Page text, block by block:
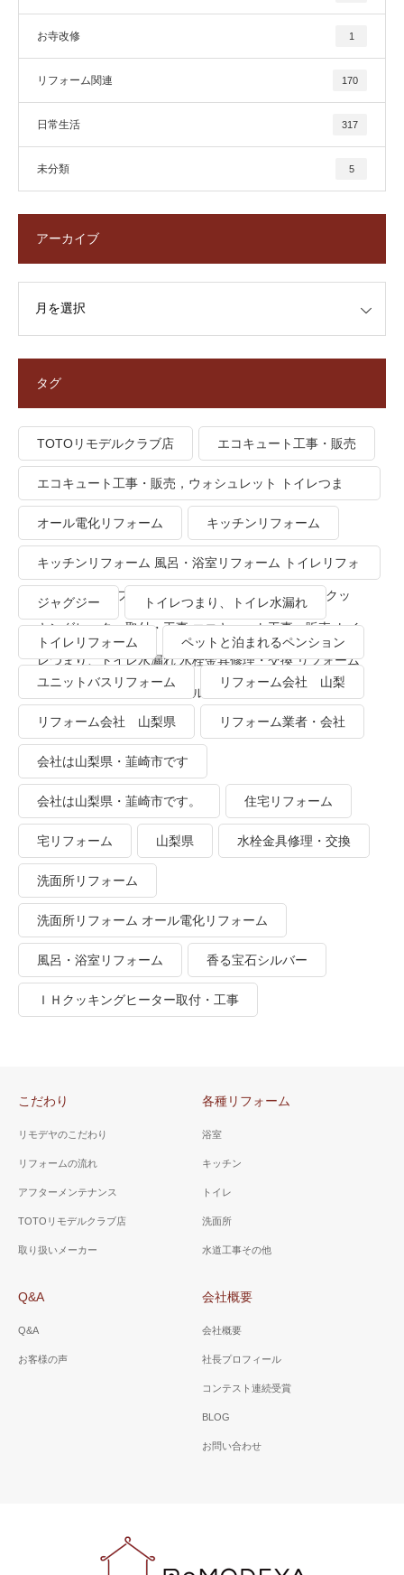
お寺改修 1
リフォーム関連 170
日常生活 317
未分類 5
アーカイブ
タグ
TOTOリモデルクラブ店 エコキュート工事・販売
エコキュート工事・販売，ウォシュレット トイレつま
り、トイレ水漏れ
オール電化リフォーム キッチンリフォーム
キッチンリフォーム 風呂・浴室リフォーム トイレリフォ
ーム 洗面所リフォーム オール電化リフォーム ＩＨクッ
キングヒーター取付・工事 エコキュート工事・販売 トイ
レつまり、トイレ水漏れ 水栓金具修理・交換 リフォーム
業者・会社 ＴＯＴＯリモデルクラブ
ジャグジー トイレつまり、トイレ水漏れ
トイレリフォーム ペットと泊まれるペンション
ユニットバスリフォーム リフォーム会社 山梨
リフォーム会社 山梨県 リフォーム業者・会社
会社は山梨県・韮崎市です
会社は山梨県・韮崎市です。 住宅リフォーム
宅リフォーム 山梨県 水栓金具修理・交換
洗面所リフォーム
洗面所リフォーム オール電化リフォーム
風呂・浴室リフォーム 香る宝石シルバー
ＩＨクッキングヒーター取付・工事
こだわり
リモデヤのこだわり
リフォームの流れ
アフターメンテナンス
TOTOリモデルクラブ店
取り扱いメーカー
各種リフォーム
浴室
キッチン
トイレ
洗面所
水道工事その他
Q&A
Q&A
お客様の声
会社概要
会社概要
社長プロフィール
コンテスト連続受賞
BLOG
お問い合わせ